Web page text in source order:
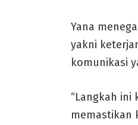
Yana
yakni
komunikasi
“Langkah
memastikan